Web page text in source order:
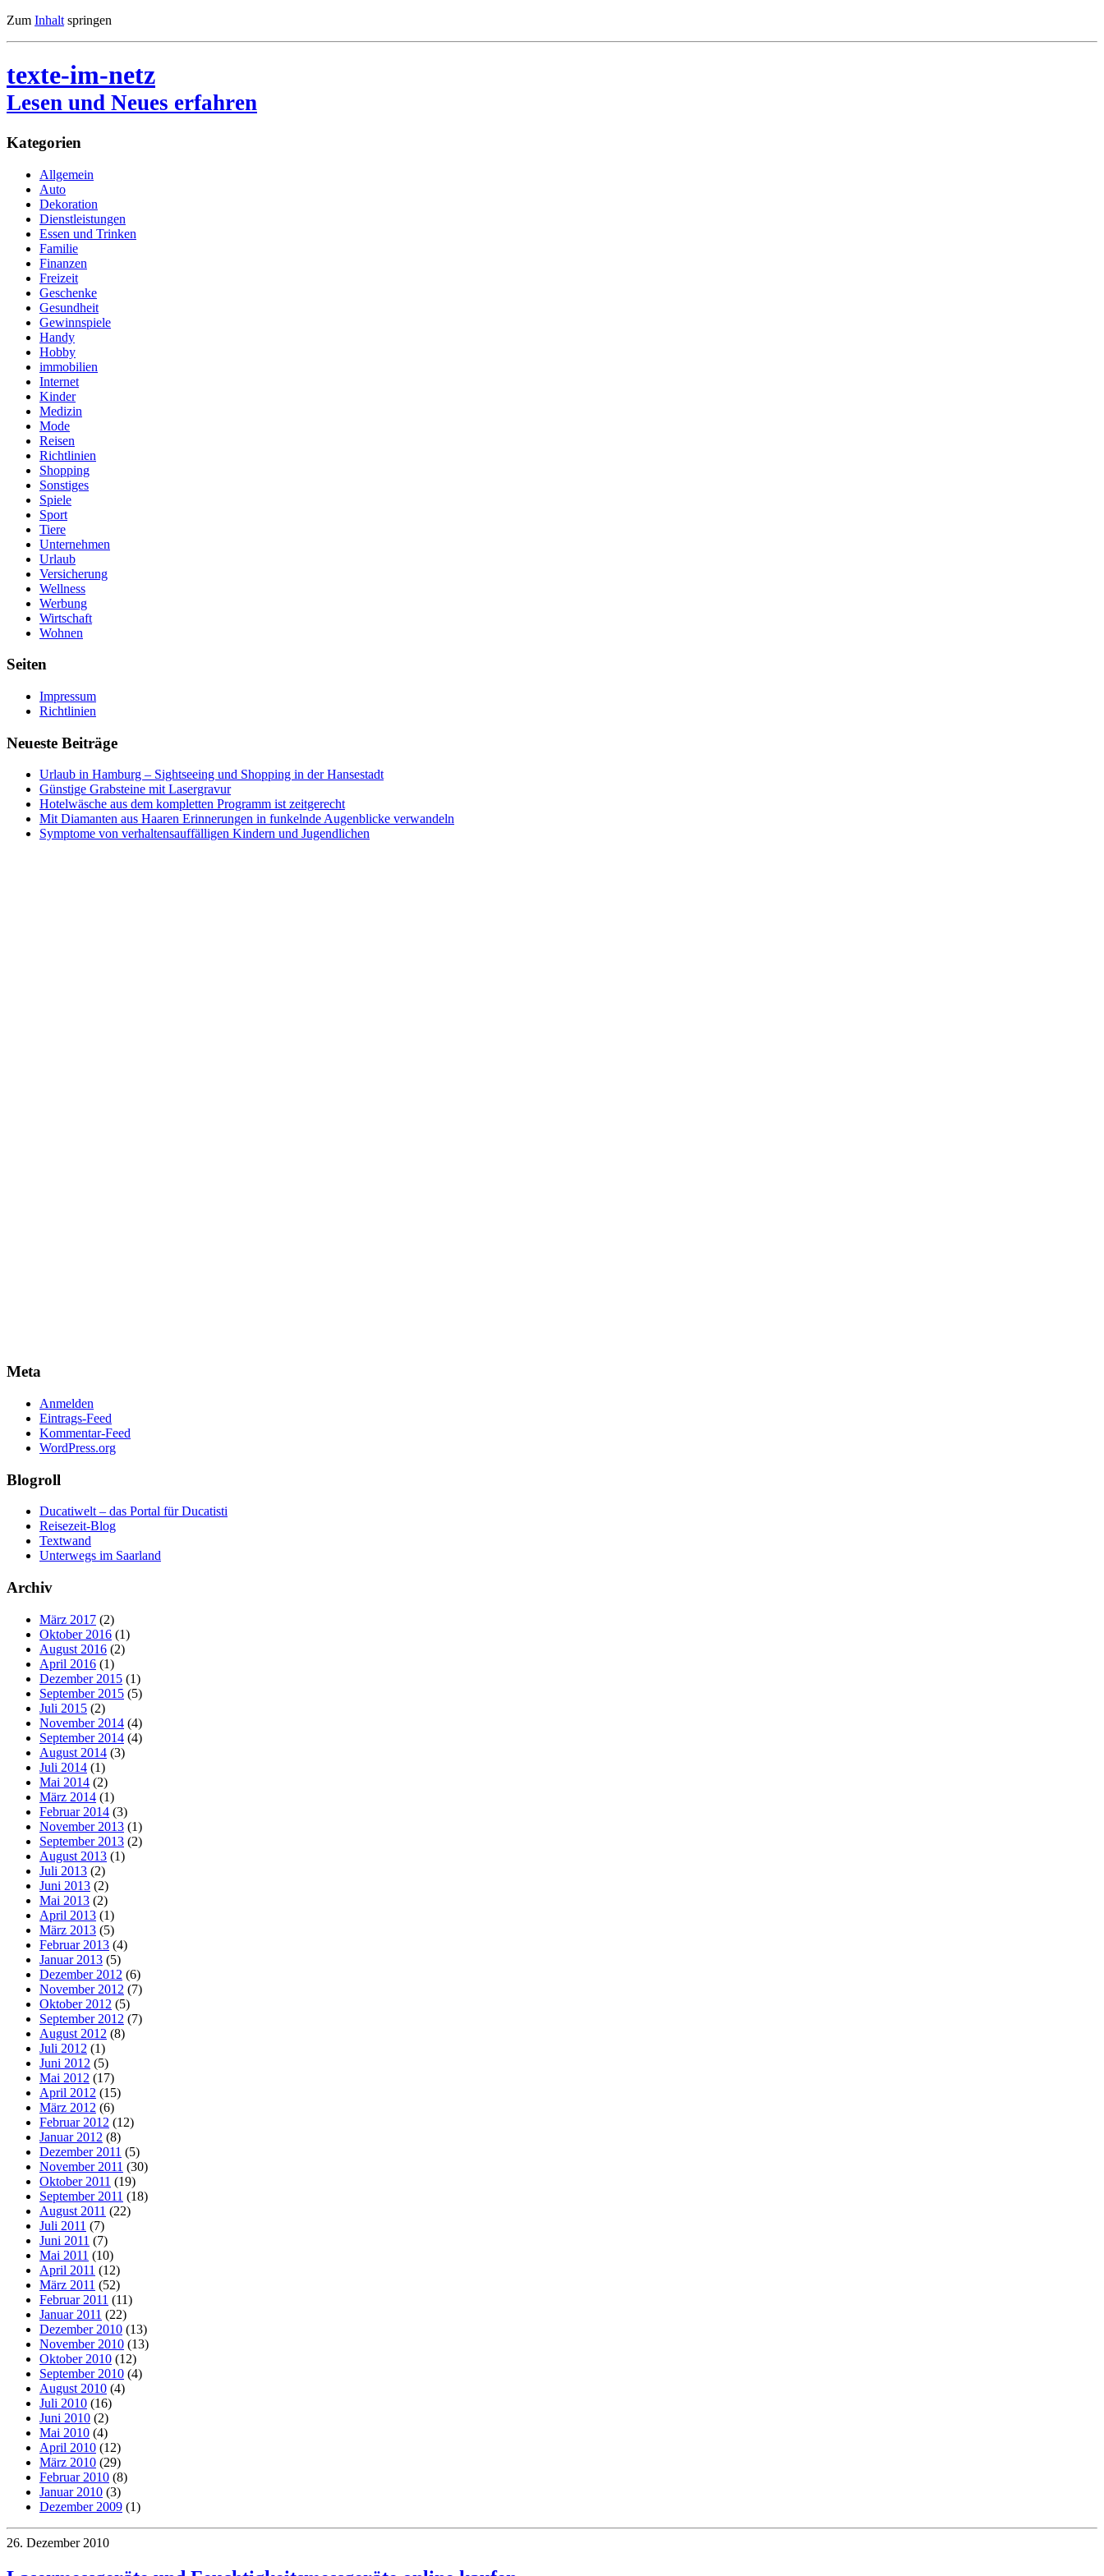
Zum Inhalt springen
texte-im-netz
Lesen und Neues erfahren
Kategorien
Allgemein
Auto
Dekoration
Dienstleistungen
Essen und Trinken
Familie
Finanzen
Freizeit
Geschenke
Gesundheit
Gewinnspiele
Handy
Hobby
immobilien
Internet
Kinder
Medizin
Mode
Reisen
Richtlinien
Shopping
Sonstiges
Spiele
Sport
Tiere
Unternehmen
Urlaub
Versicherung
Wellness
Werbung
Wirtschaft
Wohnen
Seiten
Impressum
Richtlinien
Neueste Beiträge
Urlaub in Hamburg – Sightseeing und Shopping in der Hansestadt
Günstige Grabsteine mit Lasergravur
Hotelwäsche aus dem kompletten Programm ist zeitgerecht
Mit Diamanten aus Haaren Erinnerungen in funkelnde Augenblicke verwandeln
Symptome von verhaltensauffälligen Kindern und Jugendlichen
Meta
Anmelden
Eintrags-Feed
Kommentar-Feed
WordPress.org
Blogroll
Ducatiwelt – das Portal für Ducatisti
Reisezeit-Blog
Textwand
Unterwegs im Saarland
Archiv
März 2017 (2)
Oktober 2016 (1)
August 2016 (2)
April 2016 (1)
Dezember 2015 (1)
September 2015 (5)
Juli 2015 (2)
November 2014 (4)
September 2014 (4)
August 2014 (3)
Juli 2014 (1)
Mai 2014 (2)
März 2014 (1)
Februar 2014 (3)
November 2013 (1)
September 2013 (2)
August 2013 (1)
Juli 2013 (2)
Juni 2013 (2)
Mai 2013 (2)
April 2013 (1)
März 2013 (5)
Februar 2013 (4)
Januar 2013 (5)
Dezember 2012 (6)
November 2012 (7)
Oktober 2012 (5)
September 2012 (7)
August 2012 (8)
Juli 2012 (1)
Juni 2012 (5)
Mai 2012 (17)
April 2012 (15)
März 2012 (6)
Februar 2012 (12)
Januar 2012 (8)
Dezember 2011 (5)
November 2011 (30)
Oktober 2011 (19)
September 2011 (18)
August 2011 (22)
Juli 2011 (7)
Juni 2011 (7)
Mai 2011 (10)
April 2011 (12)
März 2011 (52)
Februar 2011 (11)
Januar 2011 (22)
Dezember 2010 (13)
November 2010 (13)
Oktober 2010 (12)
September 2010 (4)
August 2010 (4)
Juli 2010 (16)
Juni 2010 (2)
Mai 2010 (4)
April 2010 (12)
März 2010 (29)
Februar 2010 (8)
Januar 2010 (3)
Dezember 2009 (1)
26. Dezember 2010